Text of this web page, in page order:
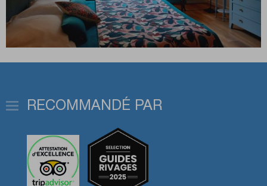
RECOMMANDÉ PAR